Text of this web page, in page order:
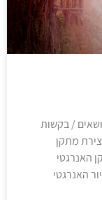
/ בקשות
מתקן
האנרגטי
האנרגטי